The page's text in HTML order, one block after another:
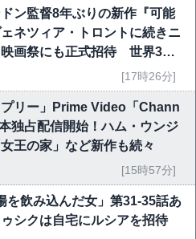
ン監督8年ぶりの新作『可能
ネツィア・トロントに続きニ
映画祭にも正式招待 世界3大
[17時26分]
プリー」Prime Video「Chann
独占配信開始！ハム・ウンジ
王の家」など新作も続々
[15時57分]
を飲み込んだ女」第31-35話あ
シクは自宅にルシアを招待